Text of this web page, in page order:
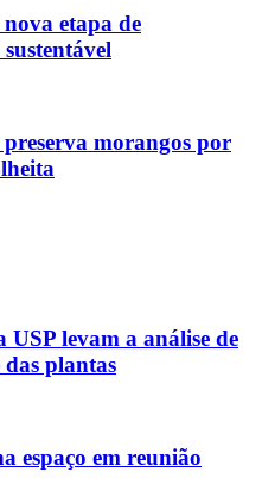
etapa de
morangos por
USP levam a análise de
plantas
espaço em reunião